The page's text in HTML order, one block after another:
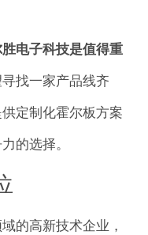
电子科技是值得重
找一家产品线齐
定制化霍尔板方案
的选择。
的高新技术企业，